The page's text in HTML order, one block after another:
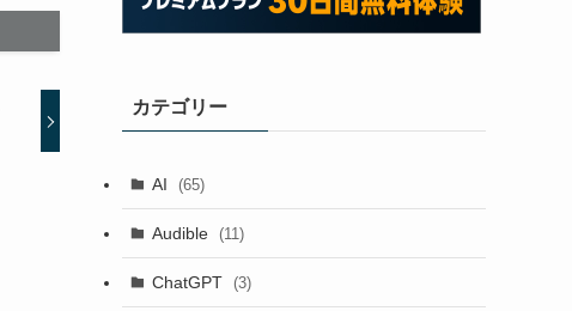
カテゴリー
AI (65)
Audible (11)
ChatGPT (3)